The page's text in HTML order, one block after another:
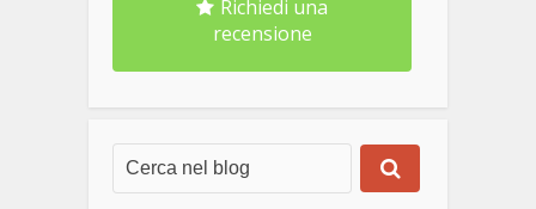
Richiedi una
recensione